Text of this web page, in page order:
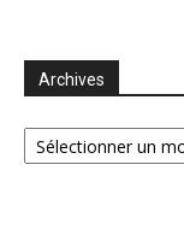
Archives
Archives